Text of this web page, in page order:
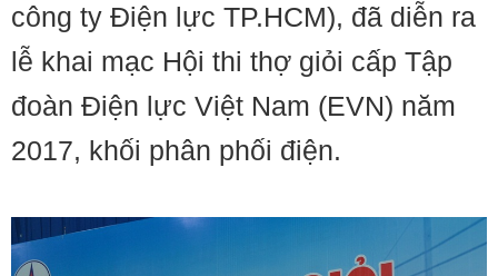
công ty Điện lực TP.HCM), đã diễn ra
lễ khai mạc Hội thi thợ giỏi cấp Tập
đoàn Điện lực Việt Nam (EVN) năm
2017, khối phân phối điện.